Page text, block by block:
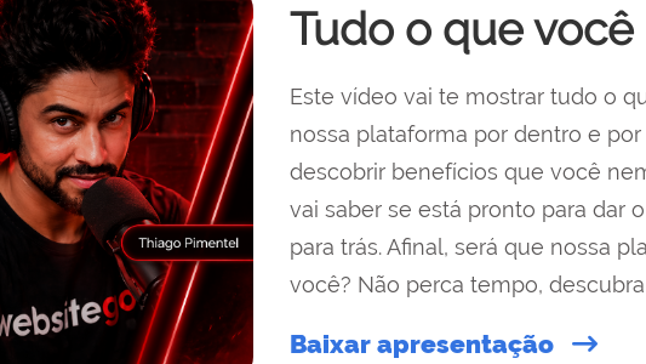
Tudo o que
Este vídeo vai te mostrar tudo o
nossa plataforma por dentro e
descobrir benefícios que você
vai saber se está pronto para dar
para trás. Afinal, será que nossa
você? Não perca tempo,
Baixar apresentação